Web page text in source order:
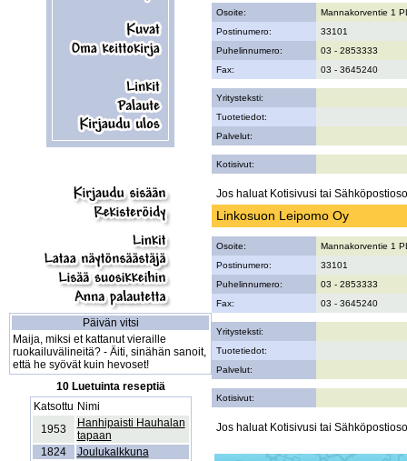
Päivän vitsi
Maija, miksi et kattanut vieraille
ruokailuvälineitä? - Äiti, sinähän sanoit,
että he syövät kuin hevoset!
10 Luetuinta reseptiä
Katsottu Nimi
1953
Hanhipaisti Hauhalan
tapaan
1824
Joulukalkkuna
Osoite:
Mannakorventie 1
Postinumero:
33101
Puhelinnumero:
03 - 2853333
Fax:
03 - 3645240
Yritysteksti:
Tuotetiedot:
Palvelut:
Kotisivut:
Jos haluat Kotisivusi tai
Linkosuon Leipomo Oy
Osoite:
Mannakorventie 1
Postinumero:
33101
Puhelinnumero:
03 - 2853333
Fax:
03 - 3645240
Yritysteksti:
Tuotetiedot:
Palvelut:
Kotisivut:
Jos haluat Kotisivusi tai